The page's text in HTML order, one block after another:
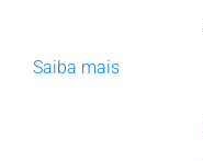
Saiba mais